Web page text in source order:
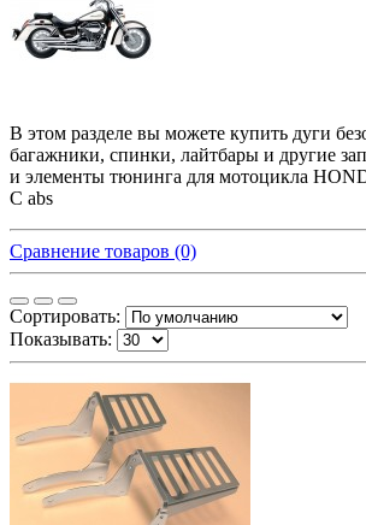
В этом разделе вы можете купить дуги
багажники, спинки, лайтбары и другие
и элементы тюнинга для мотоцикла
C abs
Сравнение товаров (0)
Сортировать:
Показывать: